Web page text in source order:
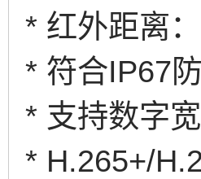
* 红外距离
* 符合IP67
* 支持数字
* H.265+/